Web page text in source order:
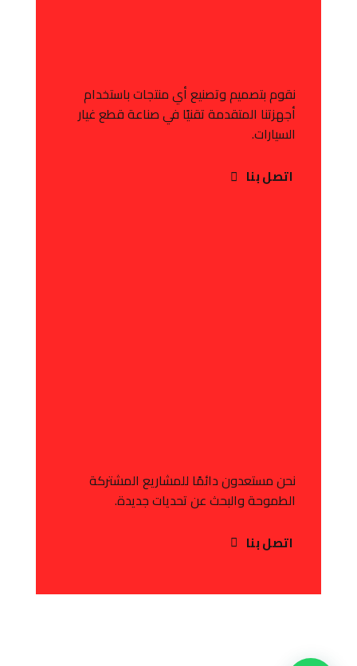
نقوم بتصميم وتصنيع أي منتجات باستخدام
أجهزتنا المتقدمة تقنيًا في صناعة قطع غيار
السيارات.
اتصل بنا
نحن مستعدون دائمًا للمشاريع المشتركة
الطموحة والبحث عن تحديات جديدة.
اتصل بنا